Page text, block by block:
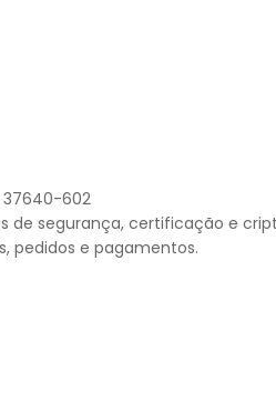
37640-602
de segurança, certificação e
pedidos e pagamentos.